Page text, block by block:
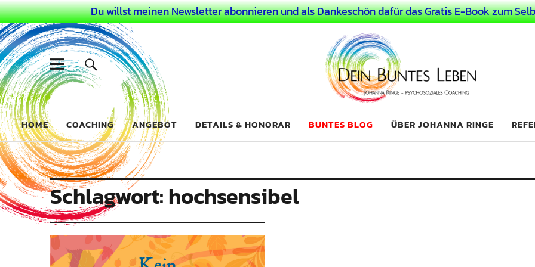
Du willst meinen Newsletter abonnieren und als Dankeschön dafür das Gratis E-Book zum
Dein Buntes Leben
COACHING FÜR DEIN BUNTES LEBEN ALS AUSSERGEWÖHNLICHER MENSCH
HOME COACHING ANGEBOT DETAILS & HONORAR BUNTES BLOG ÜBER JOHANNA RINGE
Schlagwort:hochsensibel